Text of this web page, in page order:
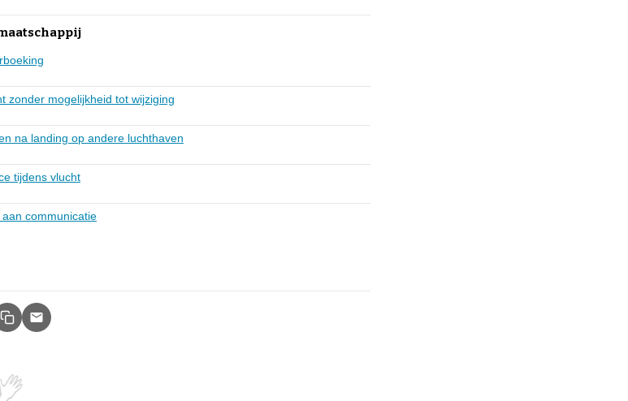
zonder mogelijkheid tot wijziging
na landing op andere luchthaven
tijdens vlucht
communicatie